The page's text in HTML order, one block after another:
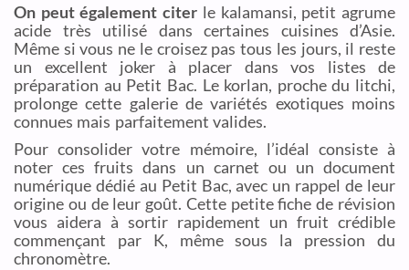
On peut également citer le kalamansi, petit agrume
acide très utilisé dans certaines cuisines d’Asie.
Même si vous ne le croisez pas tous les jours, il reste
un excellent joker à placer dans vos listes de
préparation au Petit Bac. Le korlan, proche du litchi,
prolonge cette galerie de variétés exotiques moins
connues mais parfaitement valides.
Pour consolider votre mémoire, l’idéal consiste à
noter ces fruits dans un carnet ou un document
numérique dédié au Petit Bac, avec un rappel de leur
origine ou de leur goût. Cette petite fiche de révision
vous aidera à sortir rapidement un fruit crédible
commençant par K, même sous la pression du
chronomètre.